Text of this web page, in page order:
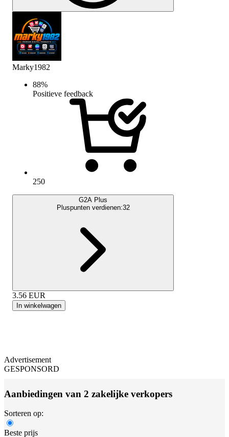
Marky1982
88%
Positieve feedback
250
G2A Plus
Pluspunten verdienen:32
3.56 EUR
In winkelwagen
Advertisement
GESPONSORD
Aanbiedingen van 2 zakelijke verkopers
Sorteren op:
Beste prijs